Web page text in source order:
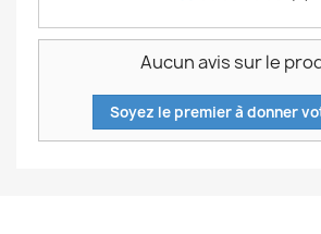
Aucun avis sur le
Soyez le premier à donner